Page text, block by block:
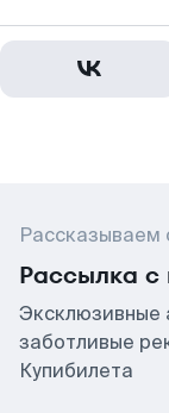
Рассказываем
Рассылка
Эксклюзивные
заботливые
Купибилета